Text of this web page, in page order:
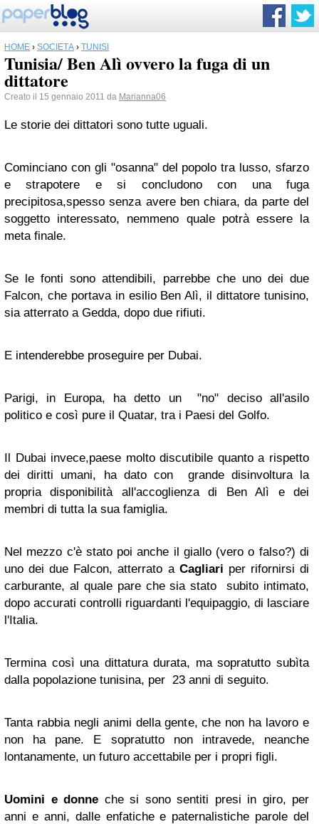
HOME › SOCIETÀ › TUNISI
Tunisia/ Ben Alì ovvero la fuga di un
dittatore
Creato il 15 gennaio 2011 da Marianna06
Le storie dei dittatori sono tutte uguali.
Cominciano con gli "osanna" del popolo tra lusso, sfarzo
e strapotere e si concludono con una fuga
precipitosa,spesso senza avere ben chiara, da parte del
soggetto interessato, nemmeno quale potrà essere la
meta finale.
Se le fonti sono attendibili, parrebbe che uno dei due
Falcon, che portava in esilio Ben Alì, il dittatore tunisino,
sia atterrato a Gedda, dopo due rifiuti.
E intenderebbe proseguire per Dubai.
Parigi, in Europa, ha detto un "no" deciso all'asilo
politico e così pure il Quatar, tra i Paesi del Golfo.
Il Dubai invece,paese molto discutibile quanto a rispetto
dei diritti umani, ha dato con grande disinvoltura la
propria disponibilità all'accoglienza di Ben Alì e dei
membri di tutta la sua famiglia.
Nel mezzo c'è stato poi anche il giallo (vero o falso?) di
uno dei due Falcon, atterrato a Cagliari per rifornirsi di
carburante, al quale pare che sia stato subito intimato,
dopo accurati controlli riguardanti l'equipaggio, di lasciare
l'Italia.
Termina così una dittatura durata, ma sopratutto subìta
dalla popolazione tunisina, per 23 anni di seguito.
Tanta rabbia negli animi della gente, che non ha lavoro e
non ha pane. E sopratutto non intravede, neanche
lontanamente, un futuro accettabile per i propri figli.
Uomini e donne che si sono sentiti presi in giro, per
anni e anni, dalle enfatiche e paternalistiche parole del